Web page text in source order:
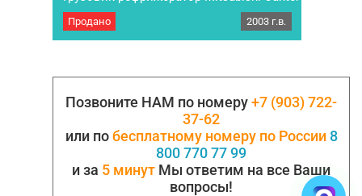
Грузовик рефрижератор Mitsubishi Canter. Год
обслужен и готов к дальнейшей работе. Новое
сцепление, сделали ходовку. Летом
проходили…
Продано 2003 г.в.
Позвоните НАМ по номеру+7 (903) 722-
37-62
или побесплатному номеру по России 8
800 770 77 99
и за 5 минут Мы ответим на все Ваши
вопросы!